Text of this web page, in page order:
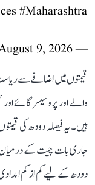
#Maharashtra
— ANI Digital (@ani_digital)
9, 2026
قیمتوں میں اضافے سے
والے اور پروسیسر گائے
ہیں۔ یہ فیصلہ دودھ کی
جاری بات چیت کے درمیان
دودھ کے لیے کم از کم